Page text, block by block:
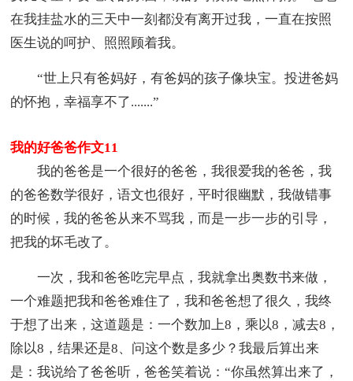
在我挂盐水的三天中一刻都没有离开过我，一直在按照
医生说的呵护、照照顾着我。
“世上只有爸妈好，有爸妈的孩子像块宝。投进爸妈
的怀抱，幸福享不了.......”
我的好爸爸作文11
我的爸爸是一个很好的爸爸，我很爱我的爸爸，我
的爸爸数学很好，语文也很好，平时很幽默，我做错事
的时候，我的爸爸从来不骂我，而是一步一步的引导，
把我的坏毛改了。
一次，我和爸爸吃完早点，我就拿出奥数书来做，
一个难题把我和爸爸难住了，我和爸爸想了很久，我终
于想了出来，这道题是：一个数加上8，乘以8，减去8，
除以8，结果还是8、问这个数是多少？我最后算出来
是：我说给了爸爸听，爸爸笑着说：“你虽然算出来了，